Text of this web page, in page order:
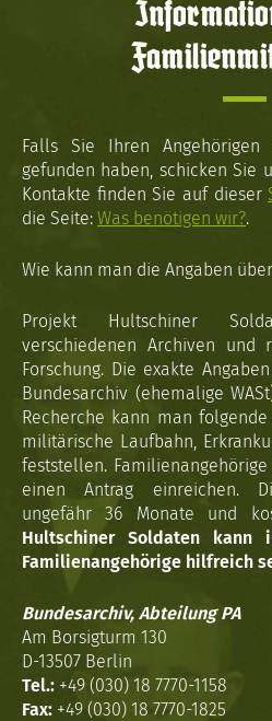
Falls Sie Ihren
gefunden haben, schicken Sie
Kontakte finden Sie auf dieser
die Seite: Was benötigen wir?.
Wie kann man die Angaben
Projekt Hultschiner
verschiedenen Archiven und
Forschung. Die exakte
Bundesarchiv (ehemalige
Recherche kann man
militärische Laufbahn,
feststellen.
einen Antrag einreichen.
ungefähr 36 Monate und
Hultschiner Soldaten
Familienangehörige hilfreich
Bundesarchiv, Abteilung PA
Am Borsigturm 130
D-13507 Berlin
Tel.: +49 (030) 18 7770-1158
Fax: +49 (030) 18 7770-1825